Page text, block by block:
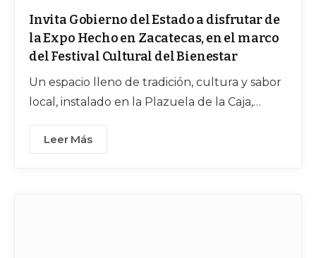
Invita Gobierno del Estado a disfrutar de
la Expo Hecho en Zacatecas, en el marco
del Festival Cultural del Bienestar
Un espacio lleno de tradición, cultura y sabor
local, instalado en la Plazuela de la Caja,
de abril
Leer Más